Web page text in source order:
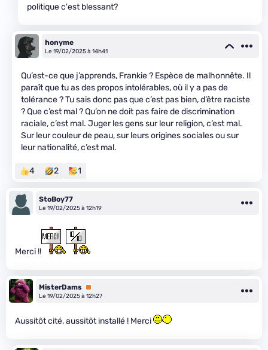
politique c'est blessant?
honyme
Le 19/02/2025 à 14h41
Qu’est-ce que j’apprends, Frankie ? Espèce de malhonnête. Il
paraît que tu as des propos intolérables, où il y a pas de
tolérance ? Tu sais donc pas que c’est pas bien, d’être raciste
? Que c’est mal ? Qu’on ne doit pas faire de discrimination
raciale, c’est mal. Juger les gens sur leur religion, c’est mal.
Sur leur couleur de peau, sur leurs origines sociales ou sur
leur nationalité, c’est mal.
4 2 1
StoBoy77
Le 19/02/2025 à 12h19
Merci !!
MisterDams Premium
Le 19/02/2025 à 12h27
Aussitôt cité, aussitôt installé ! Merci